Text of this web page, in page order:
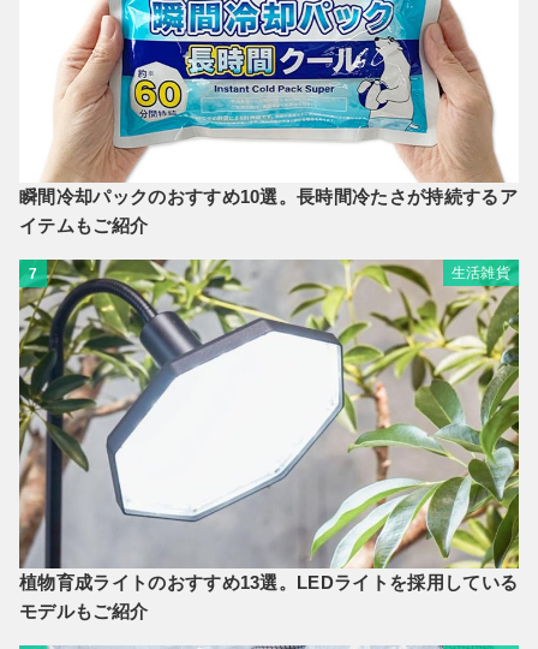
瞬間冷却パックのおすすめ10選。長時間冷たさが持続するア
イテムもご紹介
7 生活雑貨
植物育成ライトのおすすめ13選。LEDライトを採用している
モデルもご紹介